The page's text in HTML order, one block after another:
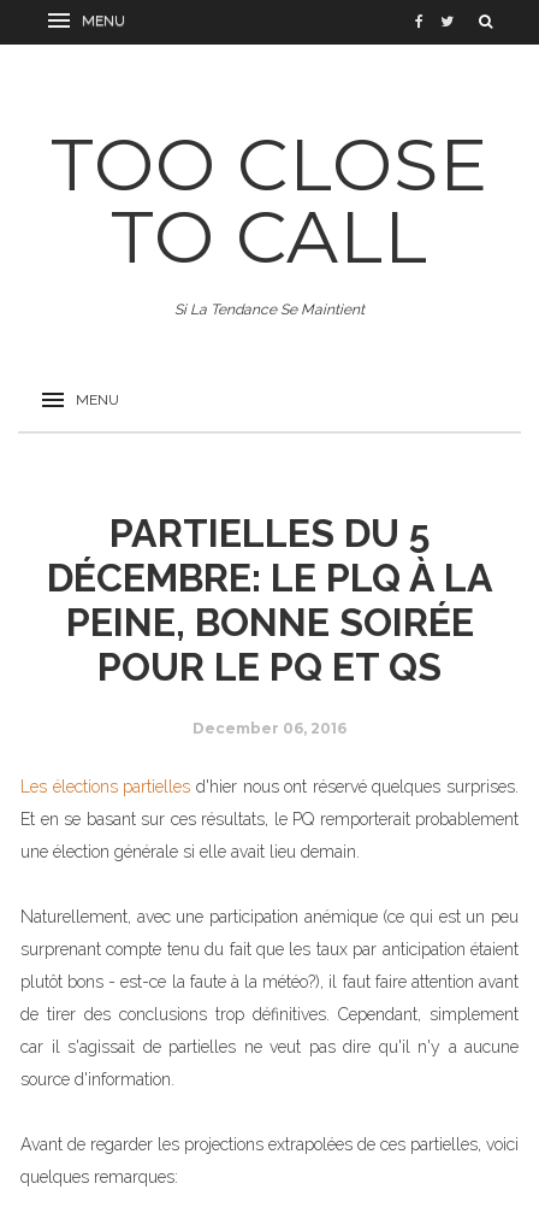
TOO CLOSE
TO CALL
Si La Tendance Se Maintient
PARTIELLES DU 5
DÉCEMBRE: LE PLQ À LA
PEINE, BONNE SOIRÉE
POUR LE PQ ET QS
December 06, 2016
Les élections partielles d'hier nous ont réservé quelques surprises.
Et en se basant sur ces résultats, le PQ remporterait probablement
une élection générale si elle avait lieu demain.
Naturellement, avec une participation anémique (ce qui est un peu
surprenant compte tenu du fait que les taux par anticipation étaient
plutôt bons - est-ce la faute à la météo?), il faut faire attention avant
de tirer des conclusions trop définitives. Cependant, simplement
car il s'agissait de partielles ne veut pas dire qu'il n'y a aucune
source d'information.
Avant de regarder les projections extrapolées de ces partielles, voici
quelques remarques: